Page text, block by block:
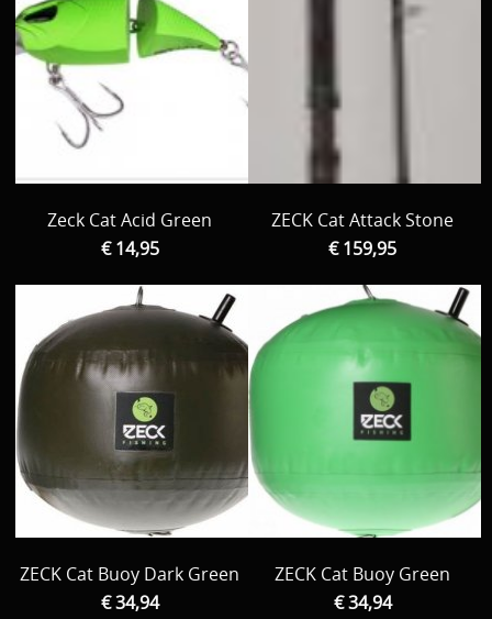
Zeck Cat Acid Green
€ 14,95
ZECK Cat Attack Stone
€ 159,95
ZECK Cat Buoy Dark Green
€ 34,94
ZECK Cat Buoy Green
€ 34,94